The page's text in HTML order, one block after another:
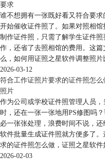
要求
谁不想拥有一张既好看又符合要
开始催收证件照了。如果对照相
制作证件照，只需了解学生证件
作，还省了去照相馆的费用。这
么，如何用证照之星软件调整照片
2026-03-12
符合工作证照片要求的证件照怎
照片
作为公司或学校证件照管理人员
时，还在一张一张地用PS修图吗
必一张张处理，浪费时间不说，
软件批量生成证件照就方便多了
求的证件照怎么做，证照之星软件
2026-02-03